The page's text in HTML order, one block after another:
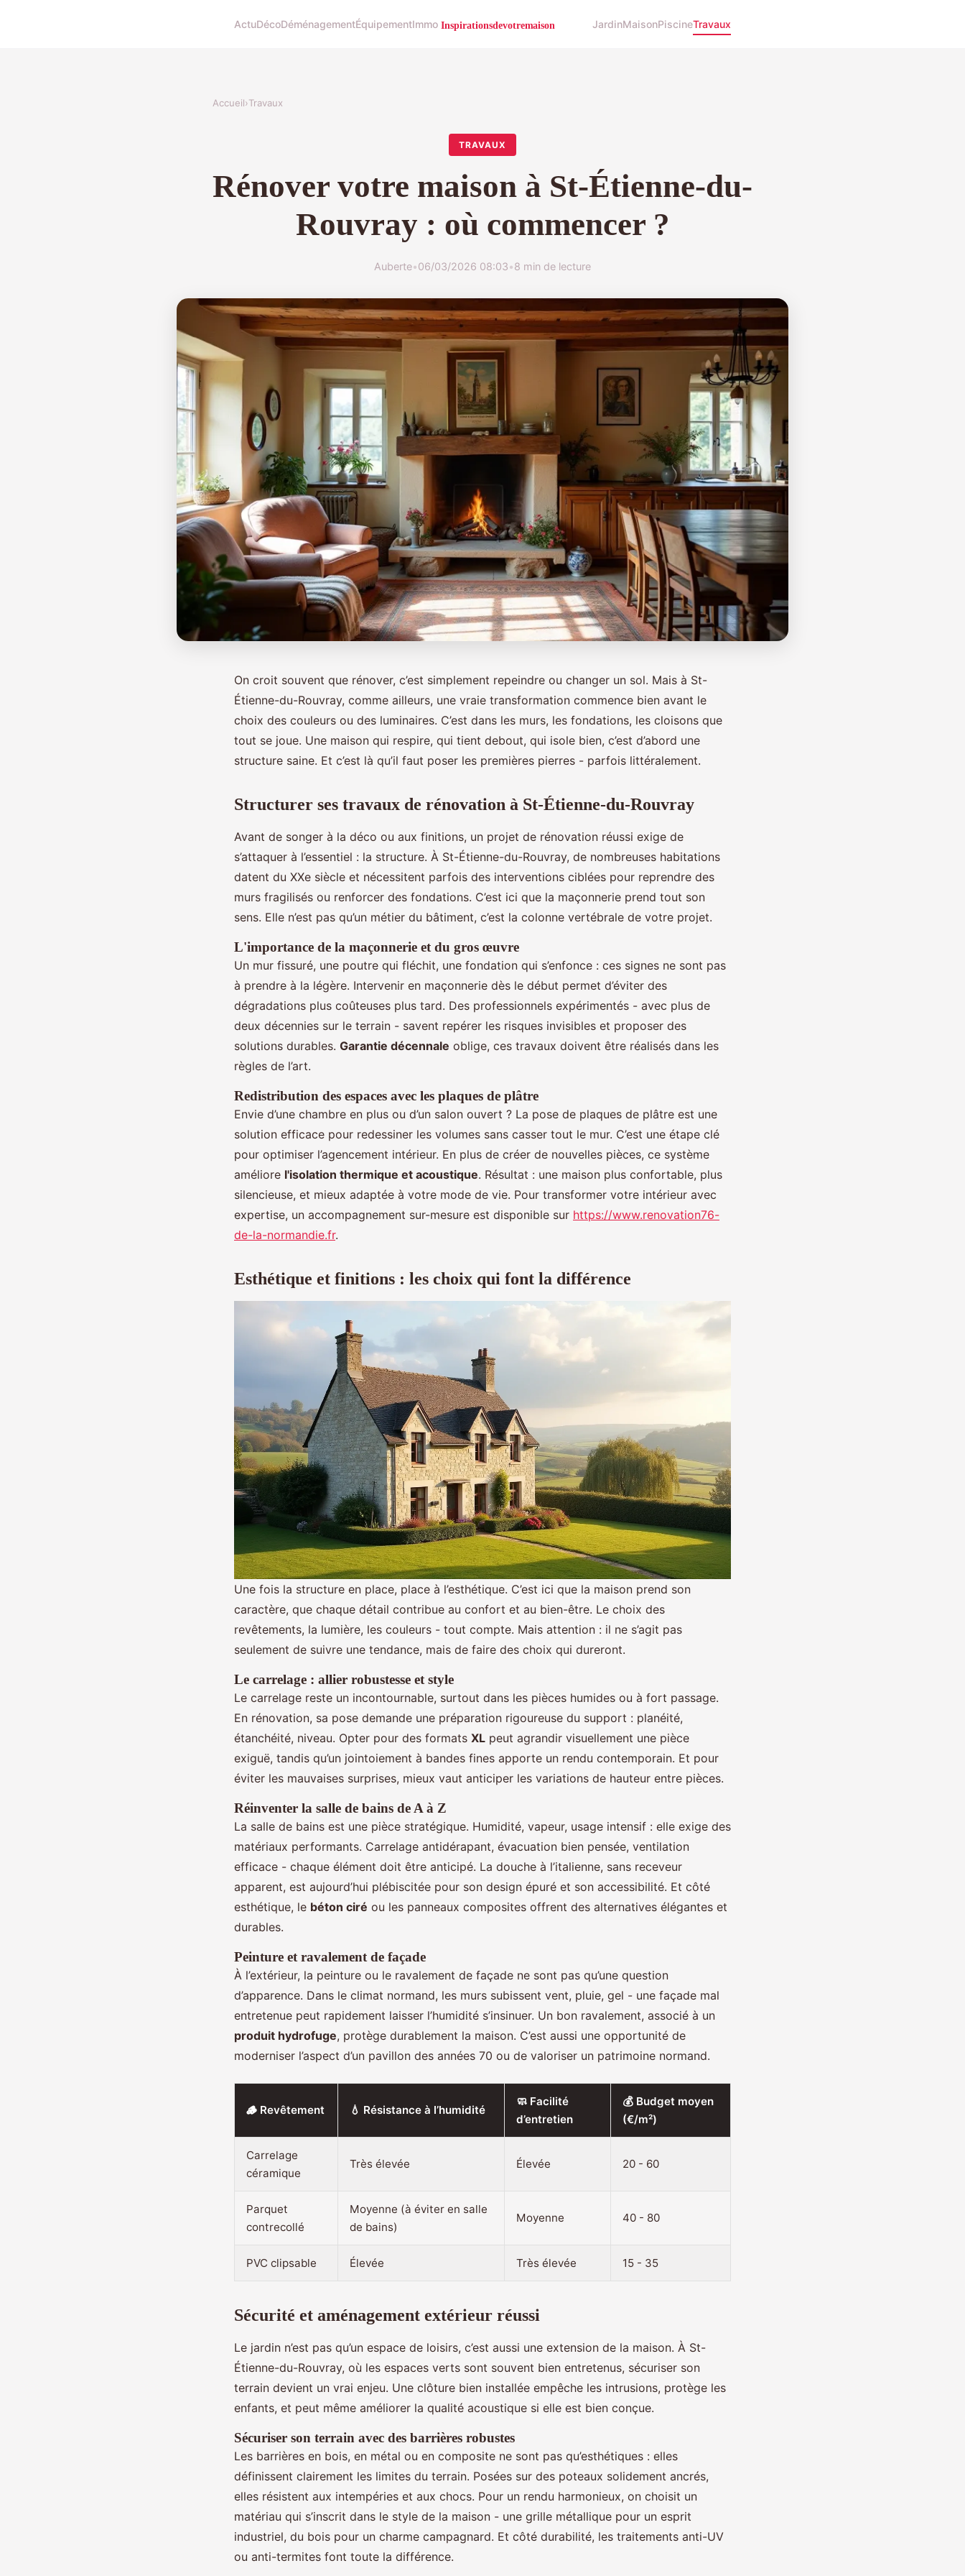
ActuDécoDéménagementÉquipementImmo JardinMaisonPiscineTravaux
Accueil›Travaux
TRAVAUX
Rénover votre maison à St-Étienne-du-
Rouvray : où commencer ?
Auberte•06/03/2026 08:03•8 min de lecture
On croit souvent que rénover, c’est simplement repeindre ou changer un sol. Mais à St-
Étienne-du-Rouvray, comme ailleurs, une vraie transformation commence bien avant le
choix des couleurs ou des luminaires. C’est dans les murs, les fondations, les cloisons que
tout se joue. Une maison qui respire, qui tient debout, qui isole bien, c’est d’abord une
structure saine. Et c’est là qu’il faut poser les premières pierres - parfois littéralement.
Structurer ses travaux de rénovation à St-Étienne-du-Rouvray
Avant de songer à la déco ou aux finitions, un projet de rénovation réussi exige de
s’attaquer à l’essentiel : la structure. À St-Étienne-du-Rouvray, de nombreuses habitations
datent du XXe siècle et nécessitent parfois des interventions ciblées pour reprendre des
murs fragilisés ou renforcer des fondations. C’est ici que la maçonnerie prend tout son
sens. Elle n’est pas qu’un métier du bâtiment, c’est la colonne vertébrale de votre projet.
L'importance de la maçonnerie et du gros œuvre
Un mur fissuré, une poutre qui fléchit, une fondation qui s’enfonce : ces signes ne sont pas
à prendre à la légère. Intervenir en maçonnerie dès le début permet d’éviter des
dégradations plus coûteuses plus tard. Des professionnels expérimentés - avec plus de
deux décennies sur le terrain - savent repérer les risques invisibles et proposer des
solutions durables. Garantie décennale oblige, ces travaux doivent être réalisés dans les
règles de l’art.
Redistribution des espaces avec les plaques de plâtre
Envie d’une chambre en plus ou d’un salon ouvert ? La pose de plaques de plâtre est une
solution efficace pour redessiner les volumes sans casser tout le mur. C’est une étape clé
pour optimiser l’agencement intérieur. En plus de créer de nouvelles pièces, ce système
améliore l'isolation thermique et acoustique. Résultat : une maison plus confortable, plus
silencieuse, et mieux adaptée à votre mode de vie. Pour transformer votre intérieur avec
expertise, un accompagnement sur-mesure est disponible sur https://www.renovation76-
de-la-normandie.fr.
Esthétique et finitions : les choix qui font la différence
Une fois la structure en place, place à l’esthétique. C’est ici que la maison prend son
caractère, que chaque détail contribue au confort et au bien-être. Le choix des
revêtements, la lumière, les couleurs - tout compte. Mais attention : il ne s’agit pas
seulement de suivre une tendance, mais de faire des choix qui dureront.
Le carrelage : allier robustesse et style
Le carrelage reste un incontournable, surtout dans les pièces humides ou à fort passage.
En rénovation, sa pose demande une préparation rigoureuse du support : planéité,
étanchéité, niveau. Opter pour des formats XL peut agrandir visuellement une pièce
exiguë, tandis qu’un jointoiement à bandes fines apporte un rendu contemporain. Et pour
éviter les mauvaises surprises, mieux vaut anticiper les variations de hauteur entre pièces.
Réinventer la salle de bains de A à Z
La salle de bains est une pièce stratégique. Humidité, vapeur, usage intensif : elle exige des
matériaux performants. Carrelage antidérapant, évacuation bien pensée, ventilation
efficace - chaque élément doit être anticipé. La douche à l’italienne, sans receveur
apparent, est aujourd’hui plébiscitée pour son design épuré et son accessibilité. Et côté
esthétique, le béton ciré ou les panneaux composites offrent des alternatives élégantes et
durables.
Peinture et ravalement de façade
À l’extérieur, la peinture ou le ravalement de façade ne sont pas qu’une question
d’apparence. Dans le climat normand, les murs subissent vent, pluie, gel - une façade mal
entretenue peut rapidement laisser l’humidité s’insinuer. Un bon ravalement, associé à un
produit hydrofuge, protège durablement la maison. C’est aussi une opportunité de
moderniser l’aspect d’un pavillon des années 70 ou de valoriser un patrimoine normand.
🪵 Revêtement 💧 Résistance à l’humidité
🧼 Facilité
d’entretien
💰 Budget moyen
(€/m²)
Carrelage
céramique
Très élevée Élevée 20 - 60
Parquet
contrecollé
Moyenne (à éviter en salle
de bains)
Moyenne 40 - 80
PVC clipsable Élevée Très élevée 15 - 35
Sécurité et aménagement extérieur réussi
Le jardin n’est pas qu’un espace de loisirs, c’est aussi une extension de la maison. À St-
Étienne-du-Rouvray, où les espaces verts sont souvent bien entretenus, sécuriser son
terrain devient un vrai enjeu. Une clôture bien installée empêche les intrusions, protège les
enfants, et peut même améliorer la qualité acoustique si elle est bien conçue.
Sécuriser son terrain avec des barrières robustes
Les barrières en bois, en métal ou en composite ne sont pas qu’esthétiques : elles
définissent clairement les limites du terrain. Posées sur des poteaux solidement ancrés,
elles résistent aux intempéries et aux chocs. Pour un rendu harmonieux, on choisit un
matériau qui s’inscrit dans le style de la maison - une grille métallique pour un esprit
industriel, du bois pour un charme campagnard. Et côté durabilité, les traitements anti-UV
ou anti-termites font toute la différence.